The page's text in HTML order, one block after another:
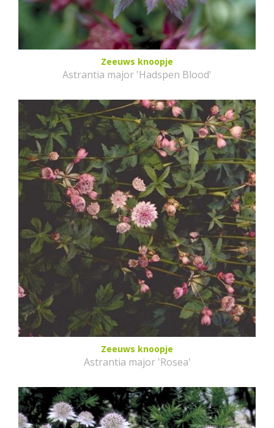
Zeeuws knoopje
Astrantia major 'Hadspen Blood'
Zeeuws knoopje
Astrantia major 'Rosea'